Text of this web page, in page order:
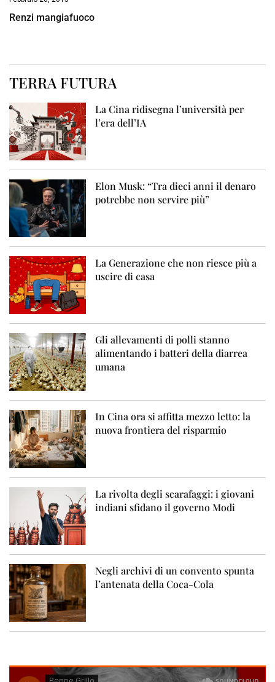
Renzi mangiafuoco
TERRA FUTURA
La Cina ridisegna l’università per
l’era dell’IA
Elon Musk: “Tra dieci anni il denaro
potrebbe non servire più”
La Generazione che non riesce più a
uscire di casa
Gli allevamenti di polli stanno
alimentando i batteri della diarrea
umana
In Cina ora si affitta mezzo letto: la
nuova frontiera del risparmio
La rivolta degli scarafaggi: i giovani
indiani sfidano il governo Modi
Negli archivi di un convento spunta
l’antenata della Coca-Cola